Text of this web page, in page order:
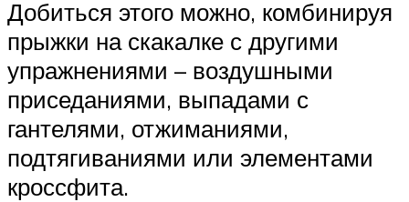
Добиться этого можно, комбинируя
прыжки на скакалке с другими
упражнениями – воздушными
приседаниями, выпадами с
гантелями, отжиманиями,
подтягиваниями или элементами
кроссфита.